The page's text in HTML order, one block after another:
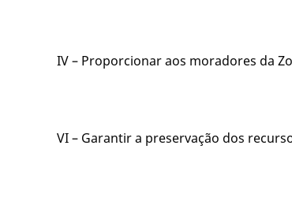
IV – Proporcionar aos moradores da
VI – Garantir a preservação dos